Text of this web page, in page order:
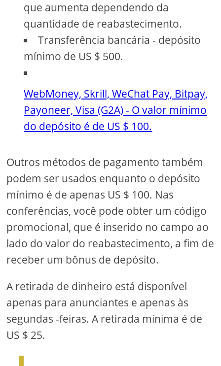
que aumenta dependendo da
quantidade de reabastecimento.
Transferência bancária - depósito
mínimo de US $ 500.
WebMoney, Skrill, WeChat Pay, Bitpay,
Payoneer, Visa (G2A) - O valor mínimo
do depósito é de US $ 100.
Outros métodos de pagamento também
podem ser usados ​​enquanto o depósito
mínimo é de apenas US $ 100. Nas
conferências, você pode obter um código
promocional, que é inserido no campo ao
lado do valor do reabastecimento, a fim de
receber um bônus de depósito.
A retirada de dinheiro está disponível
apenas para anunciantes e apenas às
segundas -feiras. A retirada mínima é de
US $ 25.